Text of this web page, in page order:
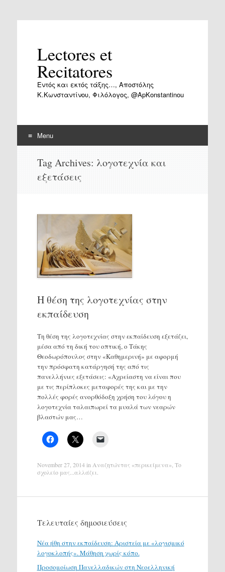
Lectores et
Recitatores
Εντός και εκτός τάξης…, Αποστόλης
Κ.Κωνσταντίνου, Φιλόλογος, @ApKonstantinou
Menu
content
Tag Archives: λογοτεχνία και
εξετάσεις
Η θέση της λογοτεχνίας στην
εκπαίδευση
Τη θέση της λογοτεχνίας στην εκπαίδευση εξετάζει,
μέσα από τη δική του οπτική, ο Τάκης
Θεοδωρόπουλος στην «Καθημερινή» με αφορμή
την πρόσφατη κατάργησή της από τις
πανελλήνιες εξετάσεις: «Αχρείαστη να είναι που
με τις περίπλοκες μεταφορές της και με την
πολλές φορές ανορθόδοξη χρήση του λόγου η
λογοτεχνία ταλαιπωρεί τα μυαλά των νεαρών
βλαστών μας…
November 27, 2014in Αναζητώντας «περικείμενα» Το
σχολείο μας...αλλάζει
Τελευταίες δημοσιεύσεις
Νέα ήθη στην εκπαίδευση: Αριστεία με «λογισμικό
λογοκλοπής». Μάθηση χωρίς κόπο.
Προσομοίωση Πανελλαδικών στη Νεοελληνική